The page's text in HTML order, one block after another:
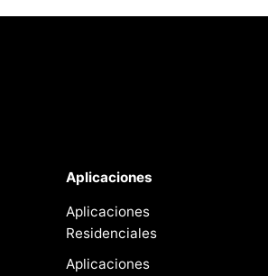
Aplicaciones
Aplicaciones
Residenciales
Aplicaciones